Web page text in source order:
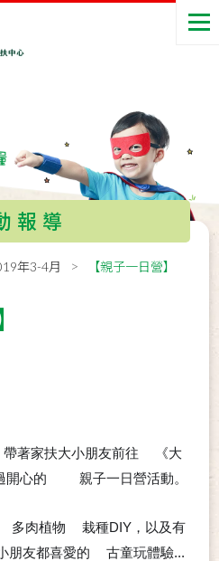
報導
年3-4月 【親子一日營】
帶著家扶大小朋友前往
《大
開心的
👉親子一日營活動。
多肉植物
栽種DIY，以及有
朋友都喜愛的
古童玩體驗...